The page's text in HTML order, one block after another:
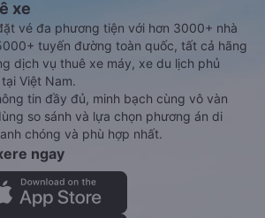
xe
vé đa phương tiện với hơn 3000+ nhà
tuyến đường toàn quốc, tất cả hãng
dịch vụ thuê xe máy, xe du lịch phủ
Việt Nam.
tin đầy đủ, minh bạch cùng vô vàn
so sánh và lựa chọn phương án di
chóng và phù hợp nhất.
ngay